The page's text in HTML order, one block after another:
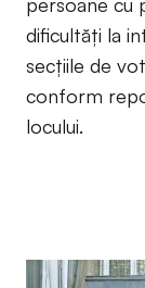
dificultăți la
secțiile de
conform
locului.